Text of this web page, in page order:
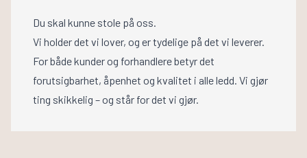
Du skal kunne stole på oss.
Vi holder det vi lover, og er tydelige på det vi leverer.
For både kunder og forhandlere betyr det
forutsigbarhet, åpenhet og kvalitet i alle ledd. Vi gjør
ting skikkelig – og står for det vi gjør.